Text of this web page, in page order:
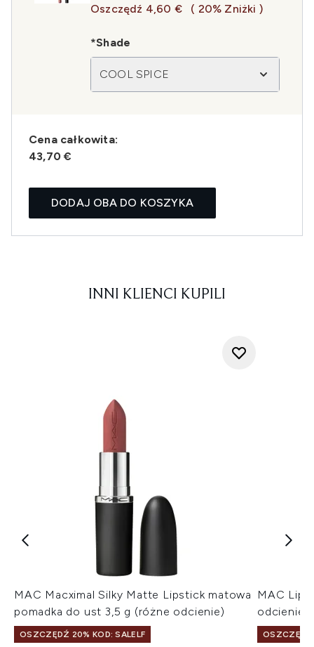
Oszczędź 4,60 € ( 20% Zniżki )
*Shade
COOL SPICE
Cena całkowita:
43,70 €
DODAJ OBA DO KOSZYKA
INNI KLIENCI KUPILI
MAC Macximal Silky Matte Lipstick matowa
pomadka do ust 3,5 g (różne odcienie)
OSZCZĘDŹ 20% KOD: SALELF
MAC Lip
odcienie)
OSZCZĘDŹ